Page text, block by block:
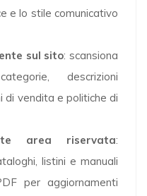
e lo stile comunicativo
sul sito: scansiona
descrizioni
di vendita e politiche di
area riservata:
listini e manuali
per aggiornamenti